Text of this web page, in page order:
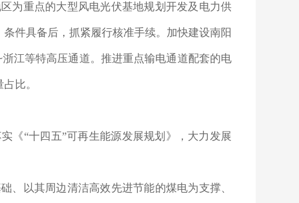
为重点的大型风电光伏基地规划开发及电力供
件具备后，抓紧履行核准手续。加快建设南阳
浙江等特高压通道。推进重点输电通道配套的电
比。
《“十四五”可再生能源发展规划》，大力发展
、以其周边清洁高效先进节能的煤电为支撑、